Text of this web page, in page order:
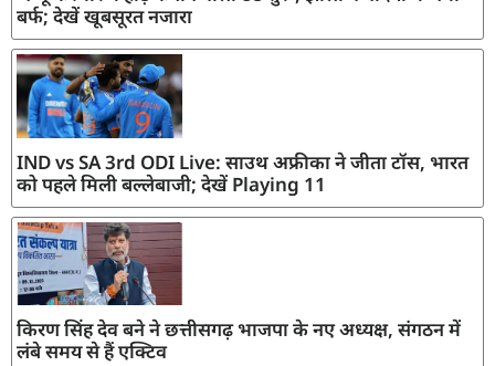
बर्फ; देखें खूबसूरत नजारा
IND vs SA 3rd ODI Live: साउथ अफ्रीका ने जीता टॉस, भारत
को पहले मिली बल्लेबाजी; देखें Playing 11
किरण सिंह देव बने ने छत्तीसगढ़ भाजपा के नए अध्यक्ष, संगठन में
लंबे समय से हैं एक्टिव